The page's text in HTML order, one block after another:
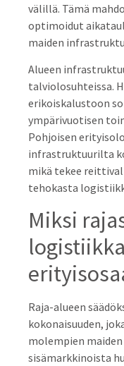
välillä. Tämä
optimoidut
maiden
Alueen
talviolosuhteissa.
erikoiskalustoon
ympärivuotisen
Pohjoisen
infrastruktuurilta
mikä tekee
tehokasta
Miksi
Raja-alueen
kokonaisuuden,
molempien maiden
sisämarkkinoista